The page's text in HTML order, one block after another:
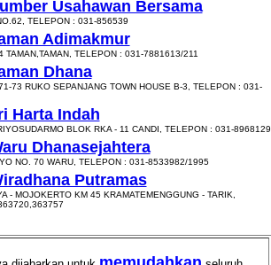
Usahawan Bersama
TELEPON : 031-856539
Adimakmur
TAMAN,TAMAN, TELEPON : 031-7881613/211
Dhana
73 RUKO SEPANJANG TOWN HOUSE B-3, TELEPON : 031-
Harta Indah
BLOK RKA - 11 CANDI, TELEPON : 031-8968129
Dhanasejahtera
NO. 70 WARU, TELEPON : 031-8533982/1995
Putramas
- MOJOKERTO KM 45 KRAMATEMENGGUNG - TARIK,